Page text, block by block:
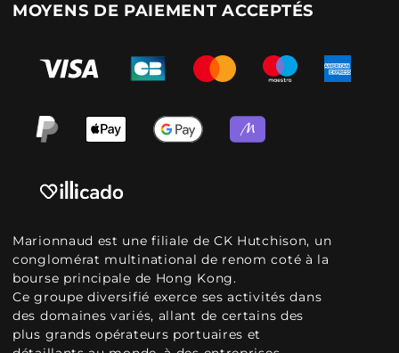
MOYENS DE PAIEMENT ACCEPTÉS
Marionnaud est une filiale de CK Hutchison, un
conglomérat multinational de renom coté à la
bourse principale de Hong Kong.
Ce groupe diversifié exerce ses activités dans
des domaines variés, allant de certains des
plus grands opérateurs portuaires et